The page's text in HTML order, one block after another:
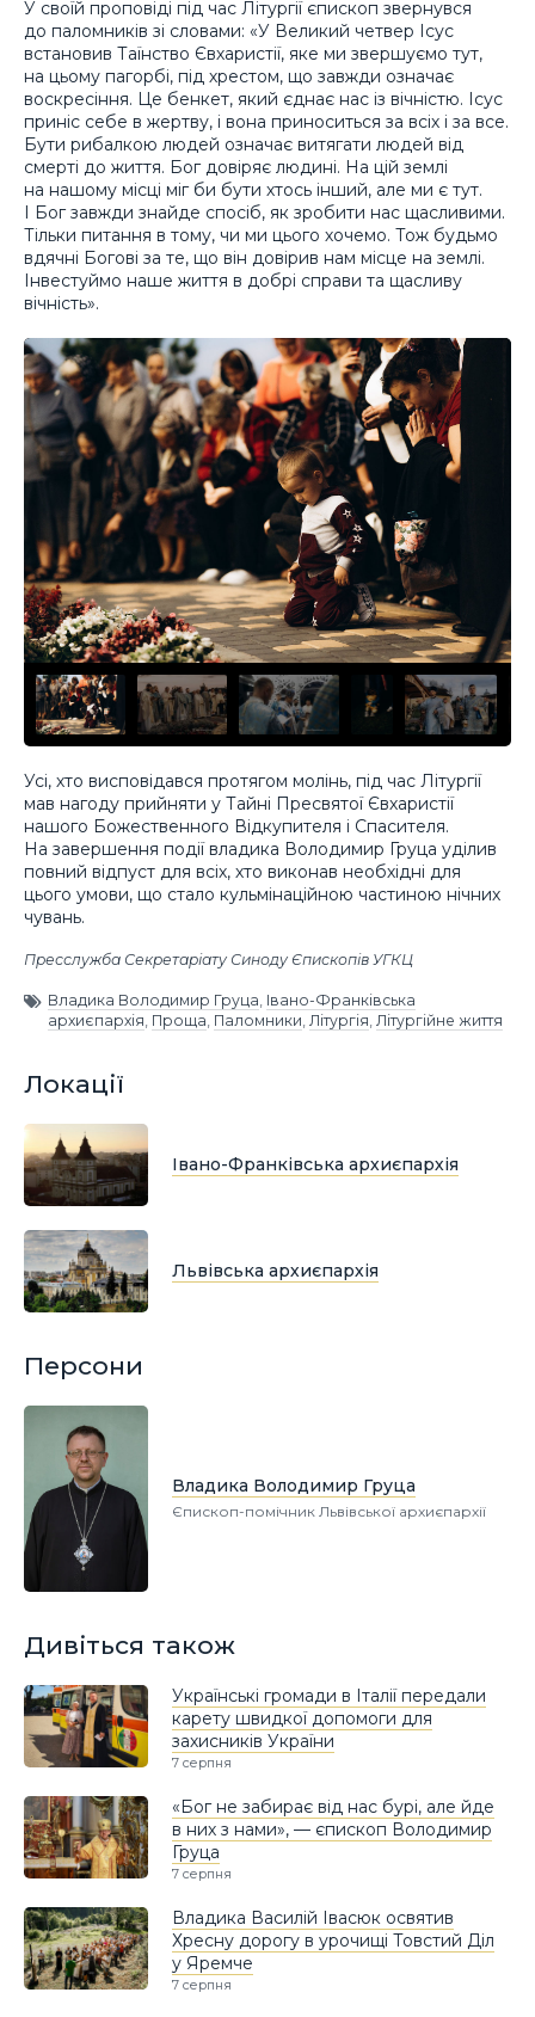
У своїй проповіді під час Літургії єпископ звернувся
до паломників зі словами: «У Великий четвер Ісус
встановив Таїнство Євхаристії, яке ми звершуємо тут,
на цьому пагорбі, під хрестом, що завжди означає
воскресіння. Це бенкет, який єднає нас із вічністю. Ісус
приніс себе в жертву, і вона приноситься за всіх і за все.
Бути рибалкою людей означає витягати людей від
смерті до життя. Бог довіряє людині. На цій землі
на нашому місці міг би бути хтось інший, але ми є тут.
І Бог завжди знайде спосіб, як зробити нас щасливими.
Тільки питання в тому, чи ми цього хочемо. Тож будьмо
вдячні Богові за те, що він довірив нам місце на землі.
Інвестуймо наше життя в добрі справи та щасливу
вічність».
Усі, хто висповідався протягом молінь, під час Літургії
мав нагоду прийняти у Тайні Пресвятої Євхаристії
нашого Божественного Відкупителя і Спасителя.
На завершення події владика Володимир Груца уділив
повний відпуст для всіх, хто виконав необхідні для
цього умови, що стало кульмінаційною частиною нічних
чувань.
Пресслужба Секретаріату Синоду Єпископів УГКЦ
Владика Володимир Груца, Івано-Франківська
архиєпархія, Проща, Паломники, Літургія, Літургійне життя
Локації
Івано-Франківська архиєпархія
Львівська архиєпархія
Персони
Владика Володимир Груца
Єпископ-помічник Львівської архиєпархії
Дивіться також
Українські громади в Італії передали
карету швидкої допомоги для
захисників України
7 серпня
«Бог не забирає від нас бурі, але йде
в них з нами», — єпископ Володимир
Груца
7 серпня
Владика Василій Івасюк освятив
Хресну дорогу в урочищі Товстий Діл
у Яремче
7 серпня